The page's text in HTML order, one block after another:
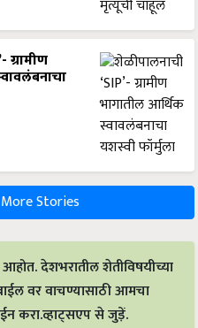
ग्रामीण
More Stories
देशभरातील शेतीविषयीच्या
वर वाचण्यासाठी आमचा
करा.व्हाट्सएप से जुड़ें.